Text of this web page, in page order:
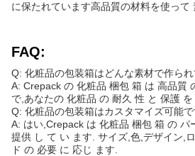
に保たれています高品質の材料を使って
FAQ:
Q: 化粧品の包装箱はどんな素材で作ら
A: Crepack の 化粧品 梱包 箱 は 高品質
で,あなたの 化粧品 の 耐久 性 と 保護 を
Q: 化粧品の包装箱はカスタマイズ可能
A: はい,Crepack は 化粧品 梱包 箱 の パ
提供 し て い ます. サイズ,色,デザイン,
ド の 必要 に 応じ ます.